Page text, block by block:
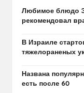
Любимое блюдо
рекомендовал
В Израиле
тяжелораненых
Названа
есть после 60